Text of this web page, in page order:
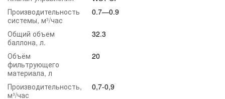
В пищевой промышленности.
Для предварительной подготовки воды для теплосетей и
котлов.
Для подготовки воды для систем обратного осмоса.
Засыпка Jacobi Resinex KW-8 –это эффективный и
безопасный фильтрующий материал. Он сочетает в себе
ионообменную смолу мирового производителя. Качество
очистки воды остаётся эффективным на протяжении всего
срока эксплуатации. Система 0935 комплектуется
Производительность
системы, м³/час
0.7—0.9
Общий объем
баллона, л.
32.3
Объём
фильтрующего
материала, л
20
Производительность,
м³/час
0,7-0,9